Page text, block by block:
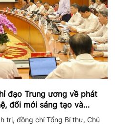
đạo Trung ương về phát
đổi mới sáng tạo và
trị, đồng chí Tổng Bí thư, Chủ